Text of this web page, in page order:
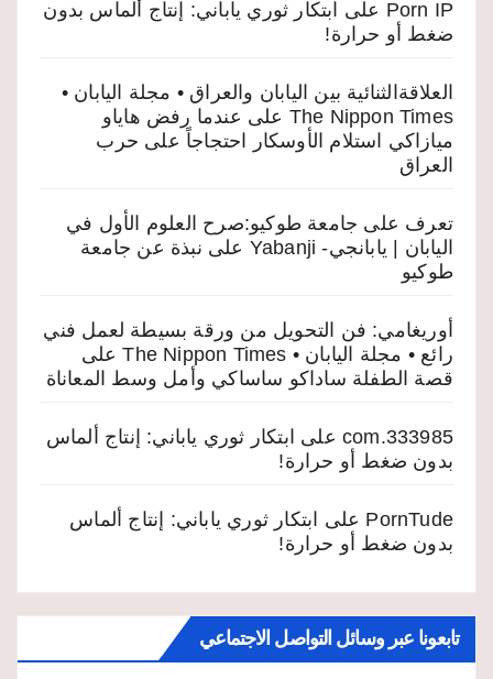
Porn IP على
ابتكار ثوري ياباني: إنتاج ألماس بدون
ضغط أو حرارة!
العلاقةالثنائية بين اليابان والعراق • مجلة اليابان •
The Nippon Times على عندما رفض هاياو
ميازاكي استلام الأوسكار احتجاجاً على حرب
العراق
تعرف على جامعة طوكيو:صرح العلوم الأول في
اليابان | يابانجي- Yabanji
على نبذة عن جامعة
طوكيو
أوريغامي: فن التحويل من ورقة بسيطة لعمل فني
رائع • مجلة اليابان • The Nippon Times
على
قصة الطفلة ساداكو ساساكي وأمل وسط المعاناة
333985.com على ابتكار ثوري ياباني: إنتاج ألماس
بدون ضغط أو حرارة!
PornTude على
ابتكار ثوري ياباني: إنتاج ألماس
بدون ضغط أو حرارة!
تابعونا عبر وسائل التواصل الاجتماعي